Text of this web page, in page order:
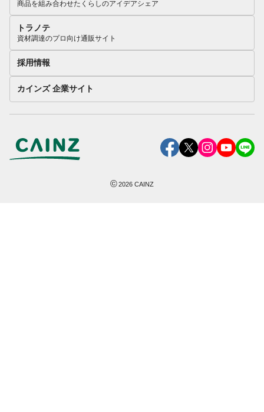
商品を組み合わせたくらしのアイデアシェア
トラノテ
資材調達のプロ向け通販サイト
採用情報
カインズ 企業サイト
©2026 CAINZ